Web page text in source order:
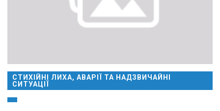
СТИХІЙНІ ЛИХА, АВАРІЇ ТА НАДЗВИЧАЙНІ
СИТУАЦІЇ